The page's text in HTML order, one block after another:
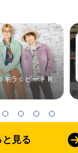
キラ☆ビートＲ
と見る